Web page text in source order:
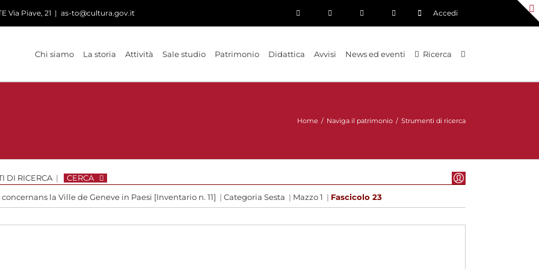
Via Piave, 21 | as-to@cultura.gov.it Accedi
Chi siamo La storia Attività Sale studio Patrimonio Didattica Avvisi News ed eventi Ricerca
Home / Naviga il patrimonio / Strumenti di ricerca
DI RICERCA | CERCA
la Ville de Geneve in Paesi [Inventario n. 11] | Categoria Sesta | Mazzo 1 | Fascicolo 23